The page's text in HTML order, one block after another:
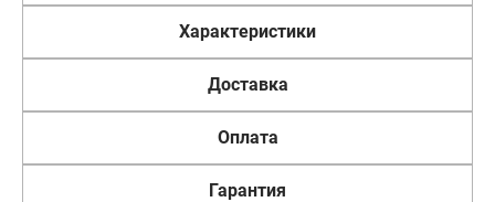
Характеристики
Доставка
Оплата
Гарантия